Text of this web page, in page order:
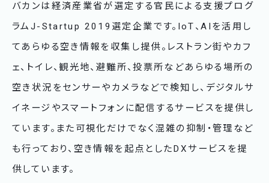
バカンは経済産業省が選定する官民による支援プログ
ラムJ-Startup 2019選定企業です。IoT、AIを活用し
てあらゆる空き情報を収集し提供。レストラン街やカフ
ェ、トイレ、観光地、避難所、投票所などあらゆる場所の
空き状況をセンサーやカメラなどで検知し、デジタルサ
イネージやスマートフォンに配信するサービスを提供し
ています。また可視化だけでなく混雑の抑制・管理など
も行っており、空き情報を起点としたDXサービスを提
供しています。